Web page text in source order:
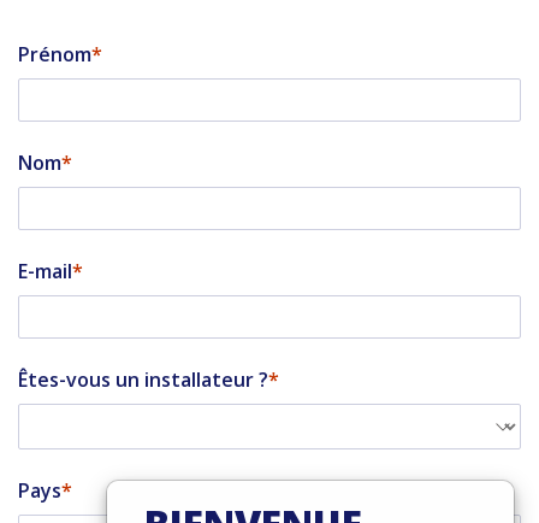
Prénom
Nom
E-mail
Êtes-vous un installateur ?
Pays